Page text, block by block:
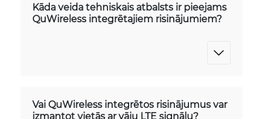
Kāda veida tehniskais atbalsts ir pieejams
QuWireless integrētajiem risinājumiem?
Vai QuWireless integrētos risinājumus var
izmantot vietās ar vāju LTE signālu?